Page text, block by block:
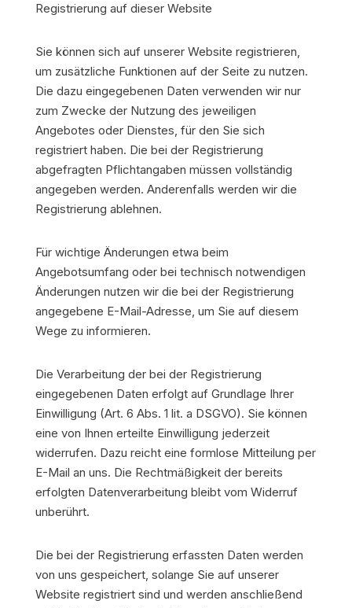
Registrierung auf dieser Website
Sie können sich auf unserer Website registrieren,
um zusätzliche Funktionen auf der Seite zu nutzen.
Die dazu eingegebenen Daten verwenden wir nur
zum Zwecke der Nutzung des jeweiligen
Angebotes oder Dienstes, für den Sie sich
registriert haben. Die bei der Registrierung
abgefragten Pflichtangaben müssen vollständig
angegeben werden. Anderenfalls werden wir die
Registrierung ablehnen.
Für wichtige Änderungen etwa beim
Angebotsumfang oder bei technisch notwendigen
Änderungen nutzen wir die bei der Registrierung
angegebene E-Mail-Adresse, um Sie auf diesem
Wege zu informieren.
Die Verarbeitung der bei der Registrierung
eingegebenen Daten erfolgt auf Grundlage Ihrer
Einwilligung (Art. 6 Abs. 1 lit. a DSGVO). Sie können
eine von Ihnen erteilte Einwilligung jederzeit
widerrufen. Dazu reicht eine formlose Mitteilung per
E-Mail an uns. Die Rechtmäßigkeit der bereits
erfolgten Datenverarbeitung bleibt vom Widerruf
unberührt.
Die bei der Registrierung erfassten Daten werden
von uns gespeichert, solange Sie auf unserer
Website registriert sind und werden anschließend